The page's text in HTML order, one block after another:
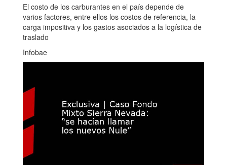
El costo de los carburantes en el país depende de
varios factores, entre ellos los costos de referencia, la
carga impositiva y los gastos asociados a la logística de
traslado
Infobae